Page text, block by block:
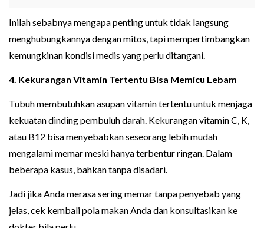
Inilah sebabnya mengapa penting untuk tidak langsung
menghubungkannya dengan mitos, tapi mempertimbangkan
kemungkinan kondisi medis yang perlu ditangani.
4. Kekurangan Vitamin Tertentu Bisa Memicu Lebam
Tubuh membutuhkan asupan vitamin tertentu untuk menjaga
kekuatan dinding pembuluh darah. Kekurangan vitamin C, K,
atau B12 bisa menyebabkan seseorang lebih mudah
mengalami memar meski hanya terbentur ringan. Dalam
beberapa kasus, bahkan tanpa disadari.
Jadi jika Anda merasa sering memar tanpa penyebab yang
jelas, cek kembali pola makan Anda dan konsultasikan ke